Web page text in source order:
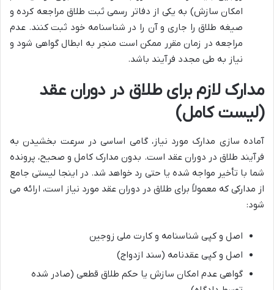
امکان سازش) به یکی از دفاتر رسمی ثبت طلاق مراجعه کرده و
صیغه طلاق را جاری و آن را در شناسنامه خود ثبت کنند. عدم
مراجعه در زمان مقرر ممکن است منجر به ابطال گواهی شود و
نیاز به طی مجدد فرآیند باشد.
مدارک لازم برای طلاق در دوران عقد
(لیست کامل)
آماده سازی مدارک مورد نیاز، گامی اساسی در سرعت بخشیدن به
فرآیند طلاق در دوران عقد است. بدون مدارک کامل و صحیح، پرونده
شما با تأخیر مواجه شده یا حتی رد خواهد شد. در اینجا لیستی جامع
از مدارکی که معمولاً برای طلاق در دوران عقد مورد نیاز است، ارائه می
شود:
اصل و کپی شناسنامه و کارت ملی زوجین
اصل و کپی عقدنامه (سند ازدواج)
گواهی عدم امکان سازش یا حکم طلاق قطعی (صادر شده